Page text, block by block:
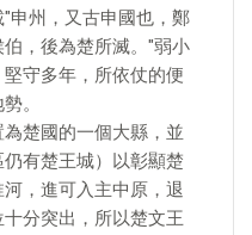
申州，又古申國也，鄭
，後為楚所滅。"弱小
守多年，所依仗的便
。
楚國的一個大縣，並
有楚王城）以彰顯楚
，進可入主中原，退
分突出，所以楚文王